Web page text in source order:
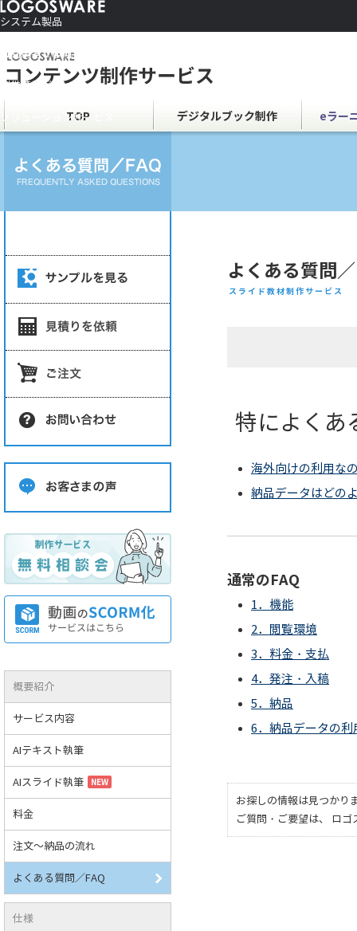
システム製品
コンテンツ作成ソフト
制作サービス
ソリューションサービス
ご利用者さま向け
会社情報
TOP デジタルブック制作 eラー
よくある質問
スライド教材制作サービス
特によくあ
海外向けの利用な
納品データはどの
通常のFAQ
1．機能
2．閲覧環境
3．料金・支払
4．発注・入稿
5．納品
6．納品データの利
お探しの情報は見つかり
ご質問・ご要望は、 ロ
概要紹介
サービス内容
AIテキスト執筆
AIスライド執筆 NEW
料金
注文～納品の流れ
よくある質問／FAQ
仕様